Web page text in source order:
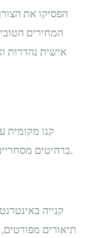
הפסיקו את
המחירים
אישית נהדרות
קנו מקומית
ברהיטים מסחריים. בדקו תמיד ביקורות ושאלו לגבי אחריות.
קנייה
תיאורים